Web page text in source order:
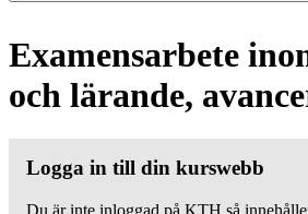
Examensarbete
och lärande,
Logga in till din kurswebb